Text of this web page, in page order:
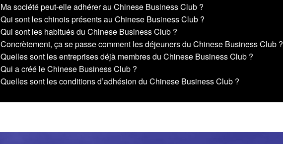
Ma société peut-elle adhérer au Chinese Business Club ?
Qui sont les chinois présents au Chinese Business Club ?
Qui sont les habitués du Chinese Business Club ?
Concrètement, ça se passe comment les déjeuners du Chinese Business Club ?
Quelles sont les entreprises déjà membres du Chinese Business Club ?
Qui a créé le Chinese Business Club ?
Quelles sont les conditions d’adhésion du Chinese Business Club ?